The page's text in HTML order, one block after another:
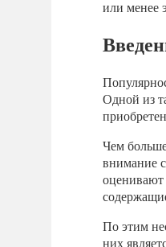
или менее
Одной из
Чем
внимание
оценивают
По этим
них